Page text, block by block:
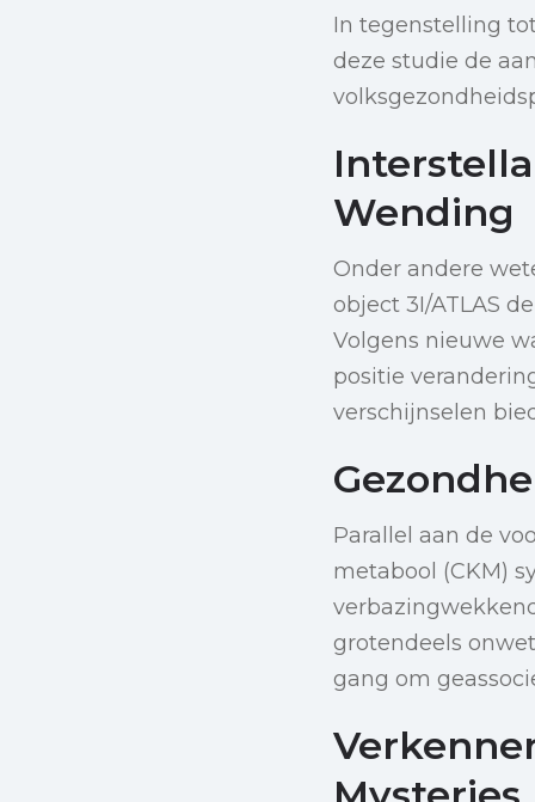
In tegenstelling
deze studie de
Wending
Onder andere
object 3I/ATLAS
Volgens nieuwe
positie
verschijnselen
Parallel aan de
metabool (CKM)
grotendeels
gang om